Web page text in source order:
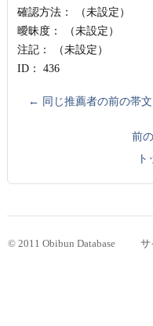
確認方法：
（未設定）
曖昧度：
（未設定）
注記：
（未設定）
ID：
436
← 同じ推薦者の前の帯文
前
© 2011 Obibun Database サ